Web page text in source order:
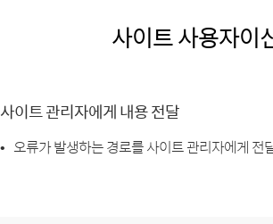
사이트 사용자이
사이트 관리자에게 내용 전달
오류가 발생하는 경로를 사이트 관리자에게 전